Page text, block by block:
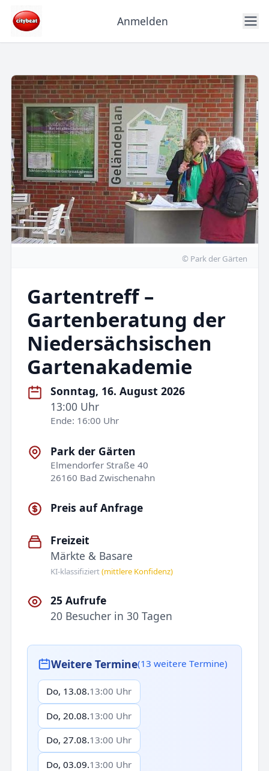
Anmelden
© Park der Gärten
Gartentreff –
Gartenberatung der
Niedersächsischen
Gartenakademie
Sonntag, 16. August 2026
13:00 Uhr
Ende: 16:00 Uhr
Park der Gärten
Elmendorfer Straße 40
26160 Bad Zwischenahn
Preis auf Anfrage
Freizeit
Märkte & Basare
KI-klassifiziert(mittlere Konfidenz)
25 Aufrufe
20 Besucher in 30 Tagen
Weitere Termine(13 weitere Termine)
Do, 13.08.13:00 Uhr
Do, 20.08.13:00 Uhr
Do, 27.08.13:00 Uhr
Do, 03.09.13:00 Uhr